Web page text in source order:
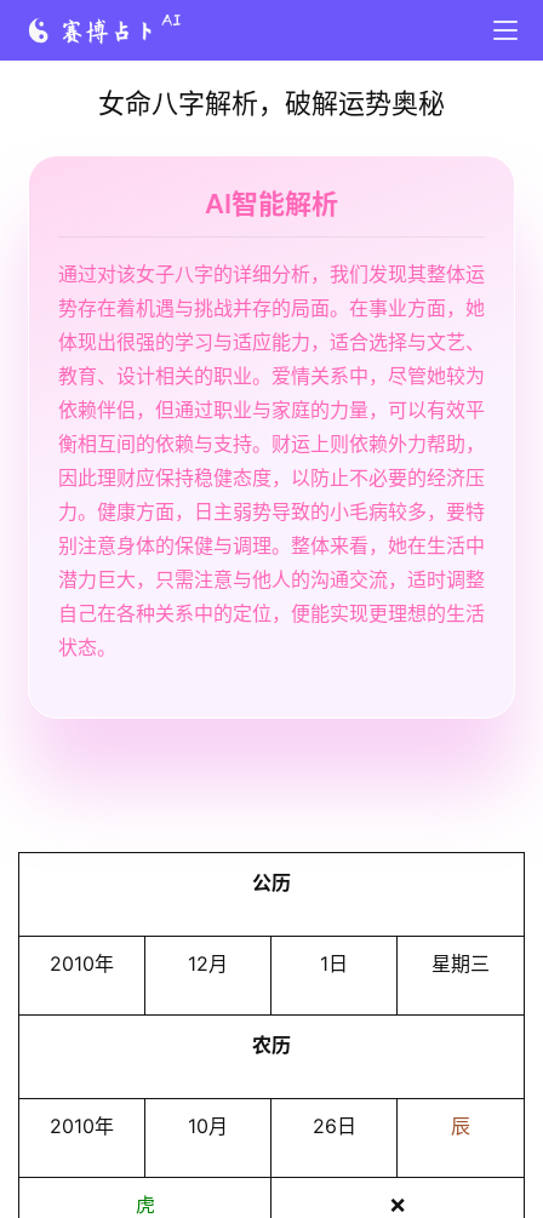
女命八字解析，破解运势奥秘
AI智能解析
通过对该女子八字的详细分析，我们发现其整体运
势存在着机遇与挑战并存的局面。在事业方面，她
体现出很强的学习与适应能力，适合选择与文艺、
教育、设计相关的职业。爱情关系中，尽管她较为
依赖伴侣，但通过职业与家庭的力量，可以有效平
衡相互间的依赖与支持。财运上则依赖外力帮助，
因此理财应保持稳健态度，以防止不必要的经济压
力。健康方面，日主弱势导致的小毛病较多，要特
别注意身体的保健与调理。整体来看，她在生活中
潜力巨大，只需注意与他人的沟通交流，适时调整
自己在各种关系中的定位，便能实现更理想的生活
状态。
公历
2010年 12月 1日 星期三
农历
2010年 10月 26日 辰
虎 ❌